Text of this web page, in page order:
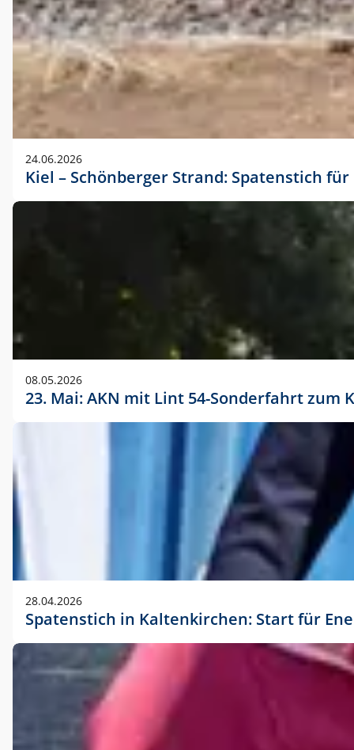
24.06.2026
Kiel – Schönberger Strand: Spatenstich
08.05.2026
23. Mai: AKN mit Lint 54-Sonderfahrt
28.04.2026
Spatenstich in Kaltenkirchen: Start für